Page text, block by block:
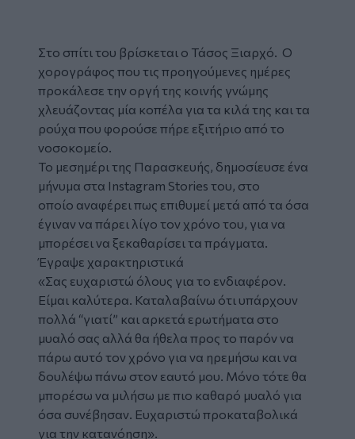
Στο σπίτι του βρίσκεται ο Τάσος Ξιαρχό. Ο
χορογράφος που τις προηγούμενες ημέρες
προκάλεσε την οργή της κοινής γνώμης
χλευάζοντας μία κοπέλα για τα κιλά της και τα
ρούχα που φορούσε πήρε εξιτήριο από το
νοσοκομείο.
Το μεσημέρι της Παρασκευής, δημοσίευσε ένα
μήνυμα στα Instagram Stories του, στο
οποίο αναφέρει πως επιθυμεί μετά από τα όσα
έγιναν να πάρει λίγο τον χρόνο του, για να
μπορέσει να ξεκαθαρίσει τα πράγματα.
Έγραψε χαρακτηριστικά
«Σας ευχαριστώ όλους για το ενδιαφέρον.
Είμαι καλύτερα. Καταλαβαίνω ότι υπάρχουν
πολλά “γιατί” και αρκετά ερωτήματα στο
μυαλό σας αλλά θα ήθελα προς το παρόν να
πάρω αυτό τον χρόνο για να ηρεμήσω και να
δουλέψω πάνω στον εαυτό μου. Μόνο τότε θα
μπορέσω να μιλήσω με πιο καθαρό μυαλό για
όσα συνέβησαν. Ευχαριστώ προκαταβολικά
για την κατανόηση».